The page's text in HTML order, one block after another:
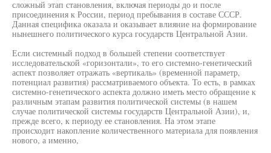
сложный этап становления, включая периоды до и после
присоединения к России, период пребывания в составе СССР.
Данная специфика оказала и оказывает влияние на формирование
нынешнего политического курса государств Центральной Азии.
Если системный подход в большей степени соответствует
исследовательской «горизонтали», то его системно-генетический
аспект позволяет отражать «вертикаль» (временной параметр,
потенциал развития) рассматриваемого объекта. То есть, в рамках
системно-генетического аспекта должно иметь место обращение к
различным этапам развития политической системы (в нашем
случае политической системы государств Центральной Азии), и,
прежде всего, к периоду ее становления. На этом этапе
происходит накопление количественного материала для появления
нового, а именно,